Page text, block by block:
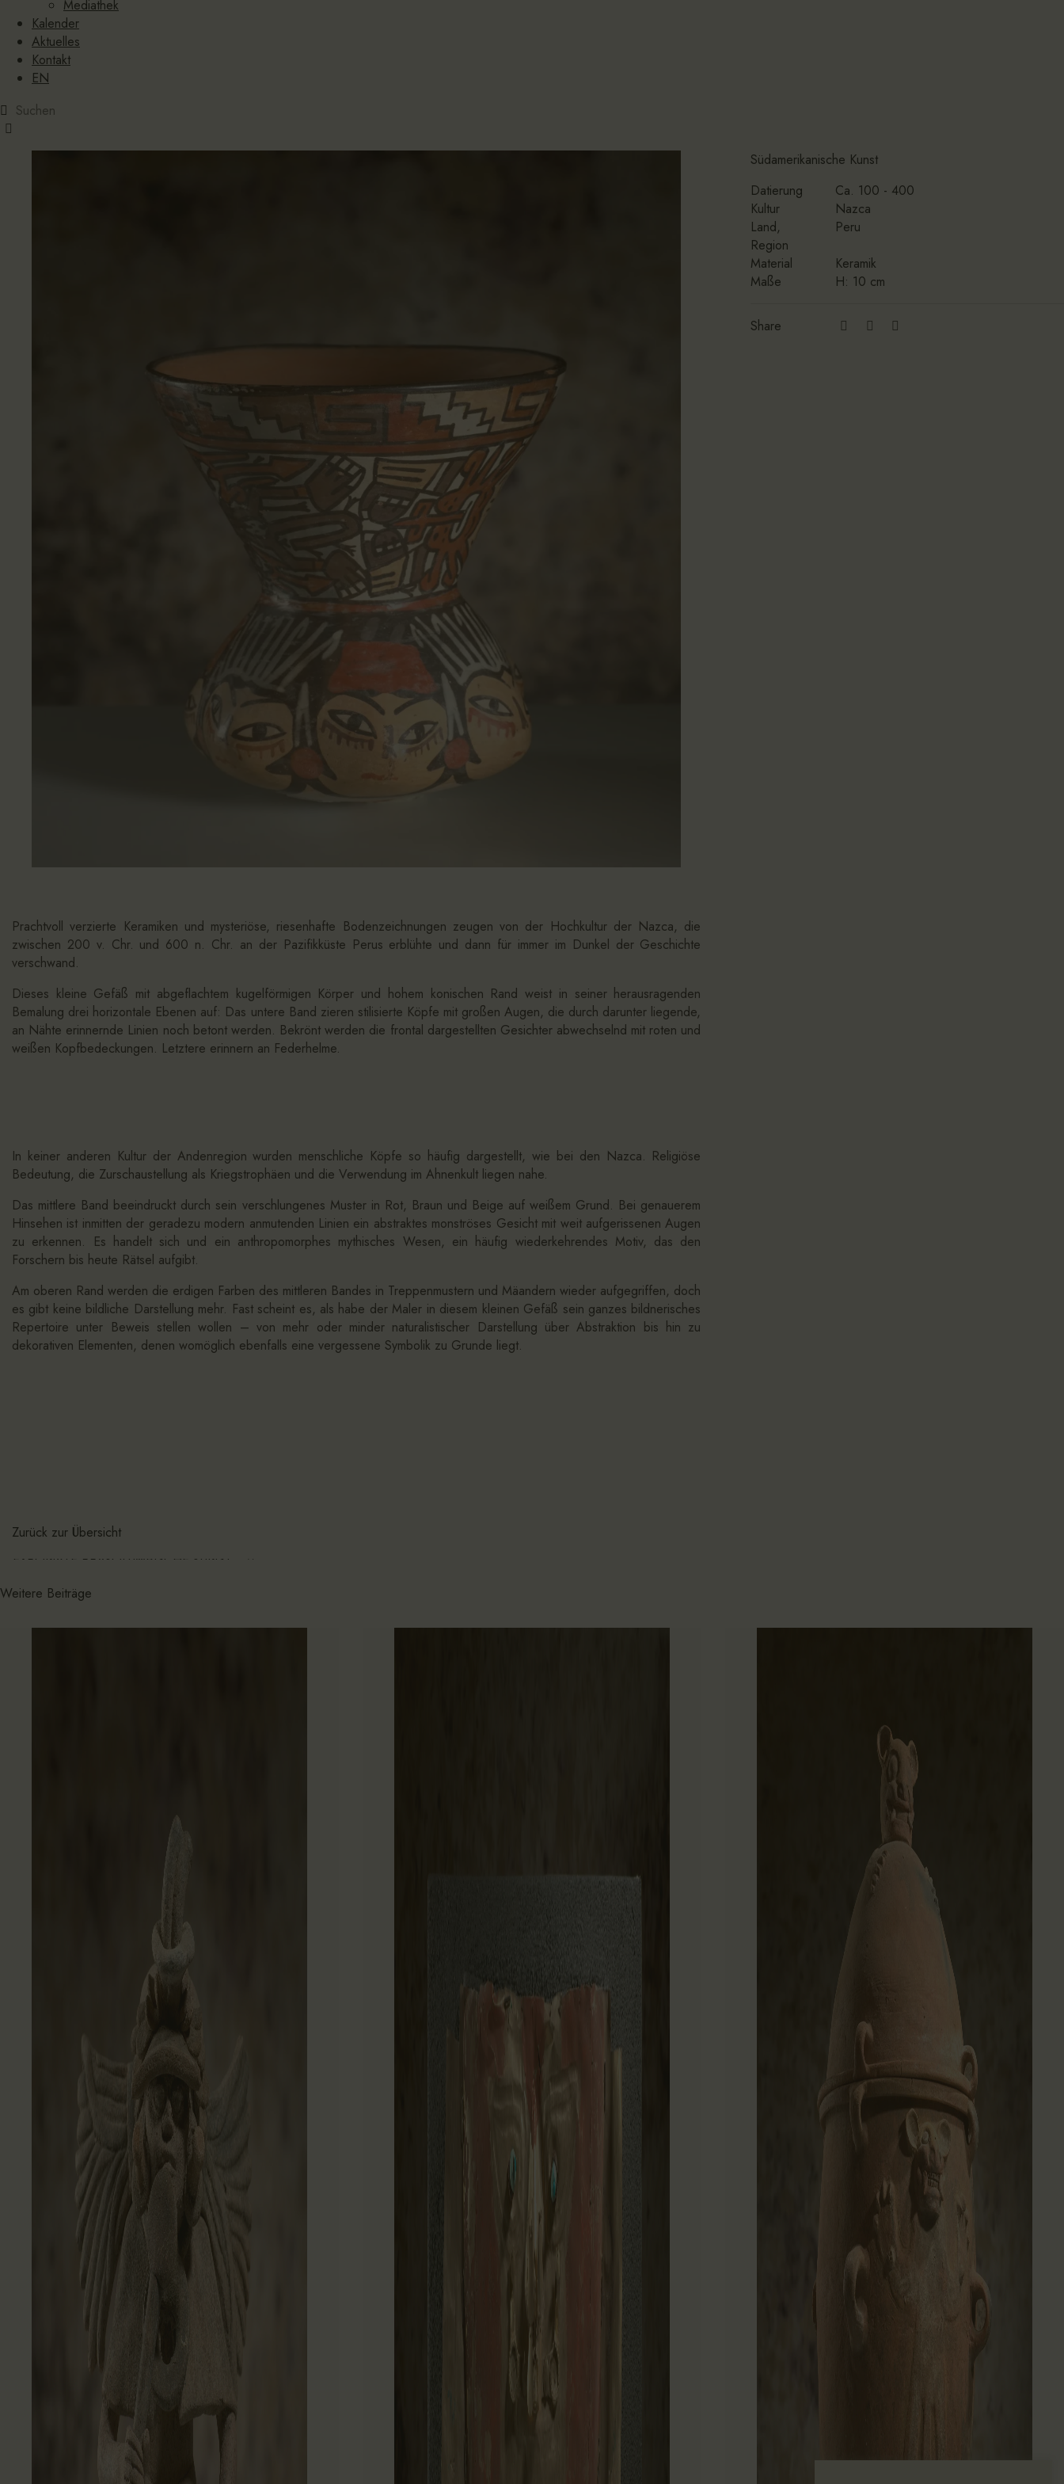
Mediathek
Kalender
Aktuelles
Kontakt
EN
Prachtvoll verzierte Keramiken und mysteriöse, riesenhafte Bodenzeichnungen zeugen von der Hochkultur der Nazca, die
zwischen 200 v. Chr. und 600 n. Chr. an der Pazifikküste Perus erblühte und dann für immer im Dunkel der Geschichte
verschwand.
Dieses kleine Gefäß mit abgeflachtem kugelförmigen Körper und hohem konischen Rand weist in seiner herausragenden
Bemalung drei horizontale Ebenen auf: Das untere Band zieren stilisierte Köpfe mit großen Augen, die durch darunter liegende,
an Nähte erinnernde Linien noch betont werden. Bekrönt werden die frontal dargestellten Gesichter abwechselnd mit roten und
weißen Kopfbedeckungen. Letztere erinnern an Federhelme.
In keiner anderen Kultur der Andenregion wurden menschliche Köpfe so häufig dargestellt, wie bei den Nazca. Religiöse
Bedeutung, die Zurschaustellung als Kriegstrophäen und die Verwendung im Ahnenkult liegen nahe.
Das mittlere Band beeindruckt durch sein verschlungenes Muster in Rot, Braun und Beige auf weißem Grund. Bei genauerem
Hinsehen ist inmitten der geradezu modern anmutenden Linien ein abstraktes monströses Gesicht mit weit aufgerissenen Augen
zu erkennen. Es handelt sich und ein anthropomorphes mythisches Wesen, ein häufig wiederkehrendes Motiv, das den
Forschern bis heute Rätsel aufgibt.
Am oberen Rand werden die erdigen Farben des mittleren Bandes in Treppenmustern und Mäandern wieder aufgegriffen, doch
es gibt keine bildliche Darstellung mehr. Fast scheint es, als habe der Maler in diesem kleinen Gefäß sein ganzes bildnerisches
Repertoire unter Beweis stellen wollen – von mehr oder minder naturalistischer Darstellung über Abstraktion bis hin zu
dekorativen Elementen, denen womöglich ebenfalls eine vergessene Symbolik zu Grunde liegt.
Zurück zur Übersicht
EXPONATE PRÄKOLUMBISCHE KUNST
Südamerikanische Kunst
Datierung
Ca. 100 - 400
Kultur
Nazca
Land,
Region
Peru
Material
Keramik
Maße
H: 10 cm
Share
Weitere Beiträge